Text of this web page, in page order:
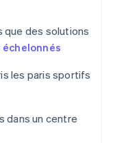
que des solutions
les paris sportifs
dans un centre